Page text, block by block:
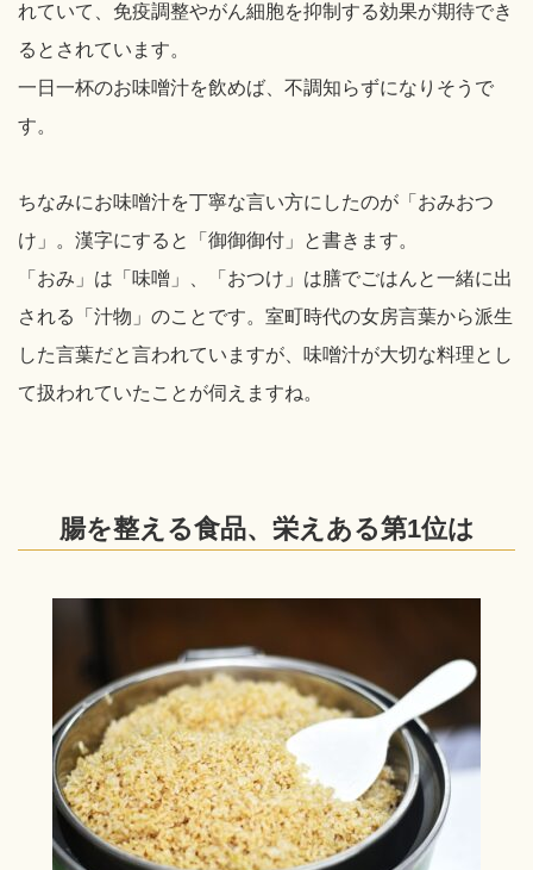
れていて、免疫調整やがん細胞を抑制する効果が期待でき
るとされています。
一日一杯のお味噌汁を飲めば、不調知らずになりそうで
す。
ちなみにお味噌汁を丁寧な言い方にしたのが「おみおつ
け」。漢字にすると「御御御付」と書きます。
「おみ」は「味噌」、「おつけ」は膳でごはんと一緒に出
される「汁物」のことです。室町時代の女房言葉から派生
した言葉だと言われていますが、味噌汁が大切な料理とし
て扱われていたことが伺えますね。
腸を整える食品、栄えある第1位は